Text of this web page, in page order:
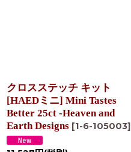
クロスステッチ キット
[HAEDミニ] Mini Tastes
Better 25ct -Heaven and
Earth Designs [1-6-105003]